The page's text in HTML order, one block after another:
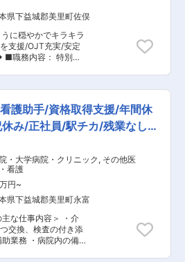
報の共有化を行い、
めています。 ・安心
にご利用いただくた
り、定期的に各部門
で、施工品質向上に
（グラウンドゴル
）、災害復旧活動な
しっかり形にできる
きます。採用におい
討など主体性を活か
人の成長を見届けら
相談事を聞いたりし
目標設定・振り返り
面や労務面、採用面
県下益城郡美里町佐俣
に穏やかでキラキラ
支援/OJT充実/安定
職務内容： 特別養
セスメントの実施。
。 ・モニタリングの
フトに合わせて一緒
って違う」というこ
り立ちまでが早いの
ブレット端末を導入
上げています。不安
ことのように考え理
ので、相談もしやす
、現場の『やってみ
定観念にとらわれな
ます。 ■働き
護助手/資格取得支援/年間休
み/正社員/駅チカ/残業なし/
・大学病院・クリニック , その他医
看護
円~
県下益城郡美里町永富
主な仕事内容＞ ・介
交換、検査の付き添
業務 ・病院内の備